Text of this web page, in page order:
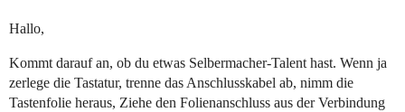
Hallo,
Kommt darauf an, ob du etwas Selbermacher-Talent hast. Wenn ja
zerlege die Tastatur, trenne das Anschlusskabel ab, nimm die
Tastenfolie heraus, Ziehe den Folienanschluss aus der Verbindung